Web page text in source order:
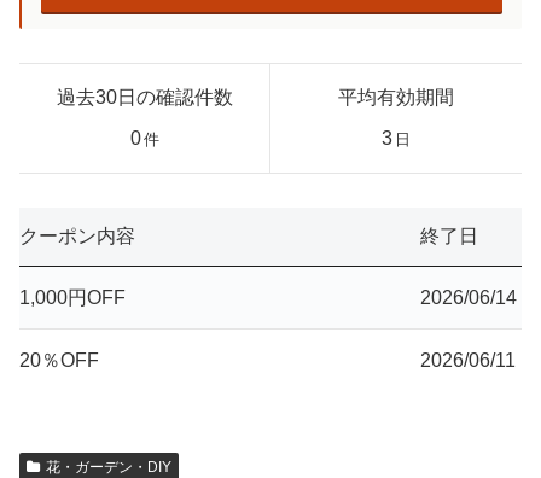
過去30日の確認件数
0件
平均有効期間
3 日
クーポン内容 終了日
1,000円OFF 2026/06/14
20％OFF 2026/06/11
花・ガーデン・DIY